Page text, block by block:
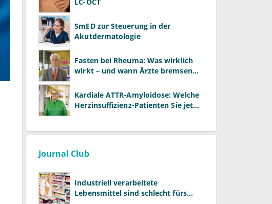
SmED zur Steuerung in der
Akutdermatologie
Fasten bei Rheuma: Was wirklich
wirkt – und wann Ärzte bremsen
Kardiale ATTR-Amyloidose: Welche
Herzinsuffizienz-Patienten Sie jetzt
Journal Club
Industriell verarbeitete
Lebensmittel sind schlecht fürs